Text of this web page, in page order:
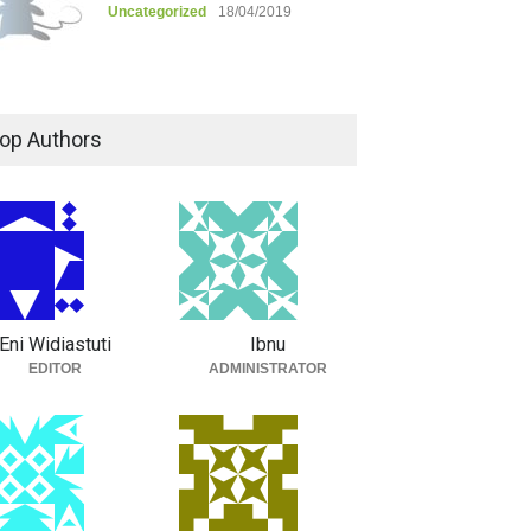
Uncategorized 18/04/2019
Authors
Widiastuti
EDITOR
Ibnu
ADMINISTRATOR